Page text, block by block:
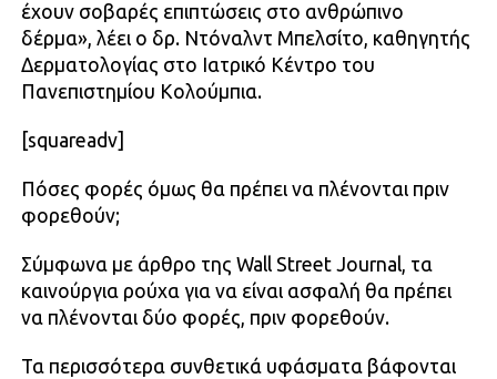
έχουν σοβαρές επιπτώσεις στο ανθρώπινο
δέρμα», λέει ο δρ. Ντόναλντ Μπελσίτο, καθηγητής
Δερματολογίας στο Ιατρικό Κέντρο του
Πανεπιστημίου Κολούμπια.
[squareadv]
Πόσες φορές όμως θα πρέπει να πλένονται πριν
φορεθούν;
Σύμφωνα με άρθρο της Wall Street Journal, τα
καινούργια ρούχα για να είναι ασφαλή θα πρέπει
να πλένονται δύο φορές, πριν φορεθούν.
Τα περισσότερα συνθετικά υφάσματα βάφονται